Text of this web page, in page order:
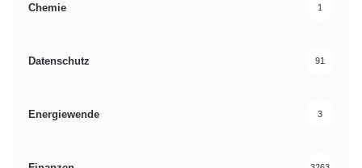
Chemie 1
Datenschutz 91
Energiewende 3